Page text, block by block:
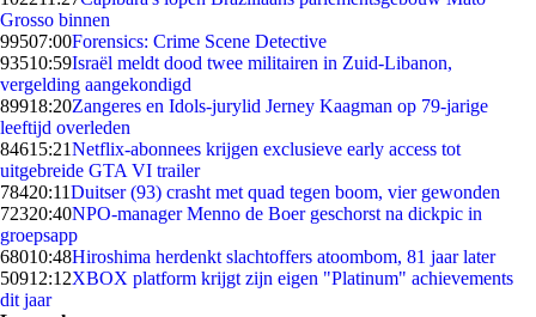
Grosso binnen
99507:00Forensics: Crime Scene Detective
93510:59Israël meldt dood twee militairen in Zuid-Libanon,
vergelding aangekondigd
89918:20Zangeres en Idols-jurylid Jerney Kaagman op 79-jarige
leeftijd overleden
84615:21Netflix-abonnees krijgen exclusieve early access tot
uitgebreide GTA VI trailer
78420:11Duitser (93) crasht met quad tegen boom, vier gewonden
72320:40NPO-manager Menno de Boer geschorst na dickpic in
groepsapp
68010:48Hiroshima herdenkt slachtoffers atoombom, 81 jaar later
50912:12XBOX platform krijgt zijn eigen "Platinum" achievements
dit jaar